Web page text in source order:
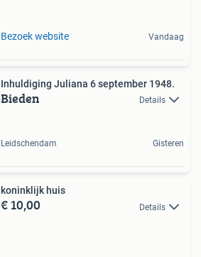
Bezoek website Vandaag
Inhuldiging Juliana 6 september 1948.
Bieden Details
Leidschendam Gisteren
koninklijk huis
€ 10,00 Details